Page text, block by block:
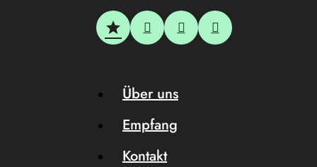
Über uns
Empfang
Kontakt